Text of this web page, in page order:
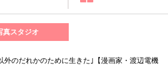
真スタジオ
のだれかのために生きた｣【漫画家・渡辺電機